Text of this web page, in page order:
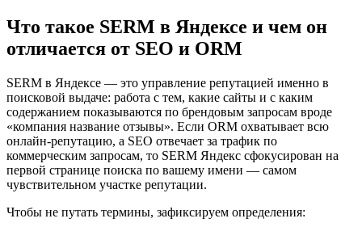
Что такое SERM в Яндексе и чем он
отличается от SEO и ORM
SERM в Яндексе — это управление репутацией именно в
поисковой выдаче: работа с тем, какие сайты и с каким
содержанием показываются по брендовым запросам вроде
«компания название отзывы». Если ORM охватывает всю
онлайн-репутацию, а SEO отвечает за трафик по
коммерческим запросам, то SERM Яндекс сфокусирован на
первой странице поиска по вашему имени — самом
чувствительном участке репутации.
Чтобы не путать термины, зафиксируем определения: